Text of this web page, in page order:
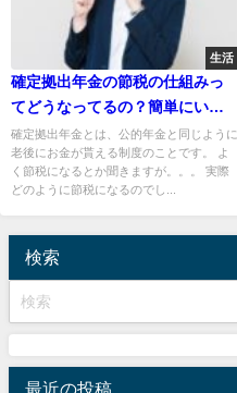
生活
確定拠出年金の節税の仕組みっ
てどうなってるの？簡単にいう
と？
確定拠出年金とは、公的年金と同じように
老後にお金が貰える制度のことです。 よ
く節税になるとか聞きますが。。。 実際
どのように節税になるのでし...
検索
最近の投稿